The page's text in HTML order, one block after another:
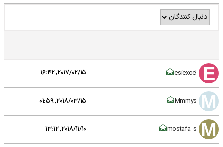
esiexcel
2017/02/15, 16:42
Mmmys
2018/03/15, 01:59
mostafa_s
2018/11/10, 13:12